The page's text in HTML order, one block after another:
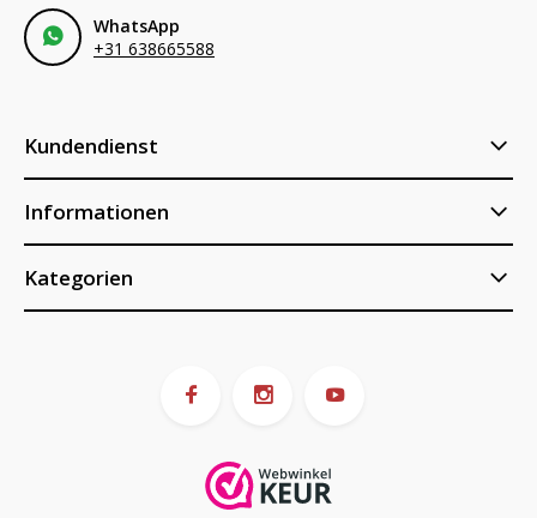
WhatsApp
+31 638665588
Kundendienst
Informationen
Kategorien